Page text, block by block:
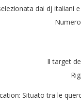
dai dj italiani
Il target
Situato tra le